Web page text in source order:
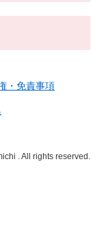
・免責事項
. All rights reserved.